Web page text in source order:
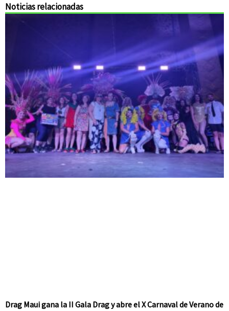
Noticias relacionadas
Drag Maui gana la II Gala Drag y abre el X Carnaval de Verano de